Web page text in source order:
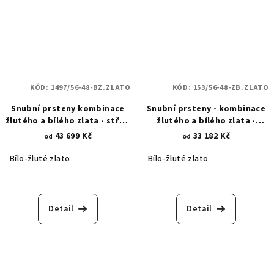
Snubní prsteny kombinace
žlutého a bílého zlata - střed
kulaté úpravy diamantového
od 43 699 Kč
Bílo-žluté zlato
Detail
KÓD: 1497/56-48-BZ.ZLATO
Snubní prsteny - kombinace
žlutého a bílého zlata -
klikatá linie 153
od 33 182 Kč
Bílo-žluté zlato
Detail
KÓD: 153/56-48-ZB.ZLATO